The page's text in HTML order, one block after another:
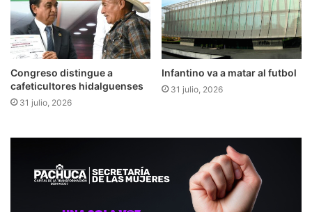
Congreso distingue a
cafeticultores hidalguenses
31 julio, 2026
Infantino va a matar al futbol
31 julio, 2026